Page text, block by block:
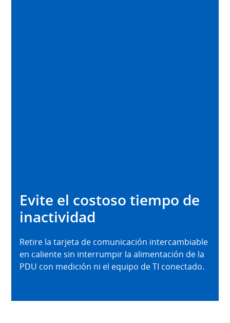
Evite el costoso tiempo de
inactividad
Retire la tarjeta de comunicación intercambiable
en caliente sin interrumpir la alimentación de la
PDU con medición ni el equipo de TI conectado.